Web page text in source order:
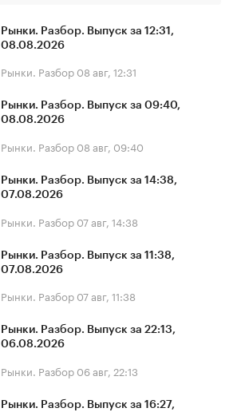
Рынки. Разбор. Выпуск за 12:31,
08.08.2026
Рынки. Разбор 08 авг, 12:31
Рынки. Разбор. Выпуск за 09:40,
08.08.2026
Рынки. Разбор 08 авг, 09:40
Рынки. Разбор. Выпуск за 14:38,
07.08.2026
Рынки. Разбор 07 авг, 14:38
Рынки. Разбор. Выпуск за 11:38,
07.08.2026
Рынки. Разбор 07 авг, 11:38
Рынки. Разбор. Выпуск за 22:13,
06.08.2026
Рынки. Разбор 06 авг, 22:13
Рынки. Разбор. Выпуск за 16:27,